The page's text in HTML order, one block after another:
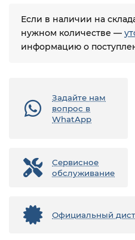
Если в наличии на
нужном количестве —
информацию о
Задайте нам
вопрос в
WhatApp
Сервисное
обслуживание
Официальный